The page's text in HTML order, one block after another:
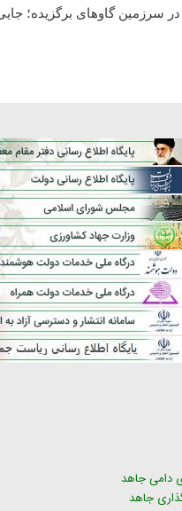
سرزمین گاوهای برگزیده؛
دامی جاهد
جاهد